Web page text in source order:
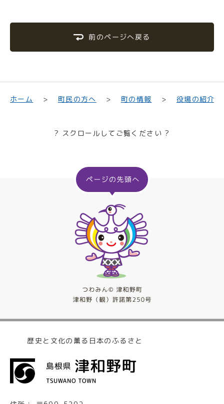
前のページへ戻る
ホーム 町民の方へ 町の情報 役場の紹介
? スクロールしてご覧ください ?
歴史と文化の薫る日本のふるさと